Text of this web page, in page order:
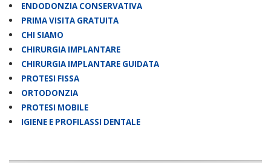
ENDODONZIA CONSERVATIVA
PRIMA VISITA GRATUITA
CHI SIAMO
CHIRURGIA IMPLANTARE
CHIRURGIA IMPLANTARE GUIDATA
PROTESI FISSA
ORTODONZIA
PROTESI MOBILE
IGIENE E PROFILASSI DENTALE